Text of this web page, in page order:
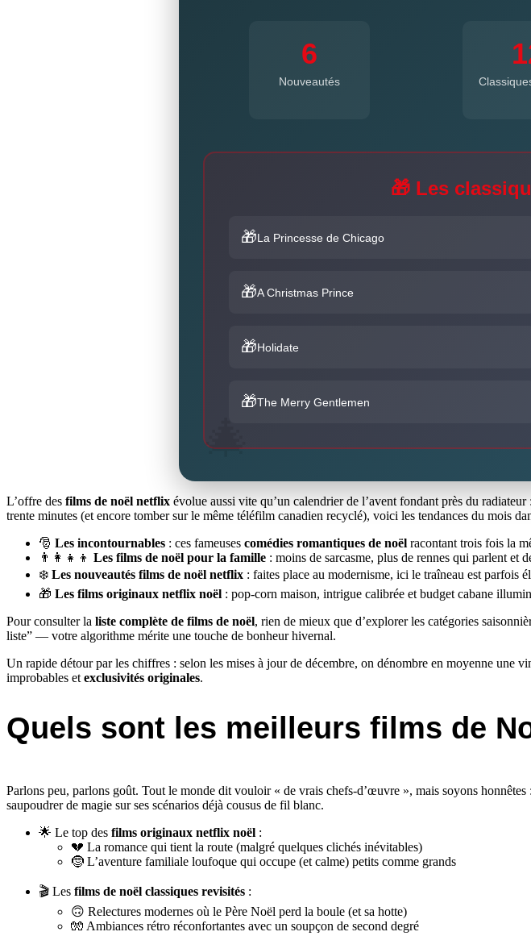
6
Nouveautés
🎁 Les
La Princesse de Chicago
A Christmas Prince
Holidate
The Merry Gentlemen
L’offre des films de noël netflix évolue aussi vite qu’un calendrier de l’avent fondant près du radiateur
trente minutes (et encore tomber sur le même téléfilm canadien recyclé), voici les tendances du mois
🎅 Les incontournables : ces fameuses comédies romantiques de noël racontant trois fois la
👨‍👩‍👧‍👦 Les films de noël pour la famille : moins de sarcasme, plus de rennes qui parlent et
❄️ Les nouveautés films de noël netflix : faites place au modernisme, ici le traîneau est parfois
🎁 Les films originaux netflix noël : pop-corn maison, intrigue calibrée et budget cabane
Pour consulter la liste complète de films de noël, rien de mieux que d’explorer les catégories
liste” — votre algorithme mérite une touche de bonheur hivernal.
Un rapide détour par les chiffres : selon les mises à jour de décembre, on dénombre en moyenne une
improbables et exclusivités originales.
Quels sont les meilleurs films de
Parlons peu, parlons goût. Tout le monde dit vouloir « de vrais chefs-d’œuvre », mais soyons honnêtes
saupoudrer de magie sur ses scénarios déjà cousus de fil blanc.
🌟 Le top des films originaux netflix noël :
💔 La romance qui tient la route (malgré quelques clichés inévitables)
🤶 L’aventure familiale loufoque qui occupe (et calme) petits comme grands
🎬 Les films de noël classiques revisités :
🙃 Relectures modernes où le Père Noël perd la boule (et sa hotte)
🧤 Ambiances rétro réconfortantes avec un soupçon de second degré